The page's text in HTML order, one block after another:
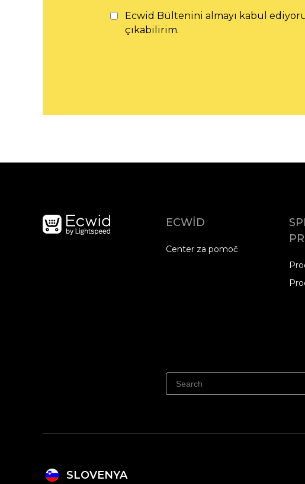
Ecwid Bültenini almayı kabul
çıkabilirim.
ECWID
Center za pomoč
SLOVENYA